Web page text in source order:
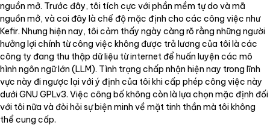
nguồn mở. Trước đây, tôi tích cực với phần mềm tự do và mã
nguồn mở, và coi đây là chế độ mặc định cho các công việc như
Kefir. Nhưng hiện nay, tôi cảm thấy ngày càng rõ rằng những người
hưởng lợi chính từ công việc không được trả lương của tôi là các
công ty đang thu thập dữ liệu từ internet để huấn luyện các mô
hình ngôn ngữ lớn (LLM). Tình trạng chấp nhận hiện nay trong lĩnh
vực này đi ngược lại với ý định của tôi khi cấp phép công việc này
dưới GNU GPLv3. Việc công bố không còn là lựa chọn mặc định đối
với tôi nữa và đòi hỏi sự biện minh về mặt tinh thần mà tôi không
thể cung cấp.